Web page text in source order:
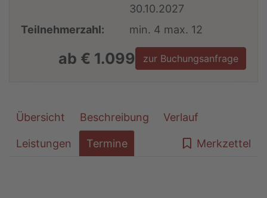
30.10.2027
Teilnehmerzahl:
min. 4 max. 12
ab € 1.099 zur Buchungsanfrage
Übersicht Beschreibung Verlauf
Leistungen Termine Merkzettel